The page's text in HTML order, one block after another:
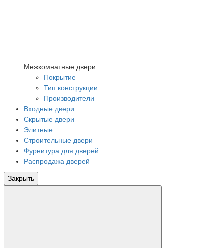
Межкомнатные двери
Покрытие
Тип конструкции
Производители
Входные двери
Скрытые двери
Элитные
Строительные двери
Фурнитура для дверей
Распродажа дверей
Закрыть